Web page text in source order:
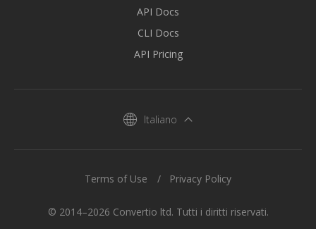
API Docs
CLI Docs
API Pricing
Italiano
© 2014–2026 Convertio ltd. Tutti i diritti riservati.
Terms of Use Privacy Policy